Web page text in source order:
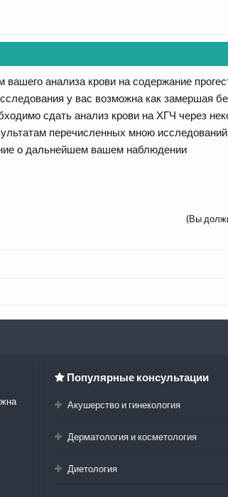
анализа крови на содержание
у вас возможна как замершая
сдать анализ крови на ХГЧ через
перечисленных мною
о дальнейшем вашем наблюдении
(Вы
Популярные консультации
Акушерство и гинекология
Дерматология и косметология
Диетология